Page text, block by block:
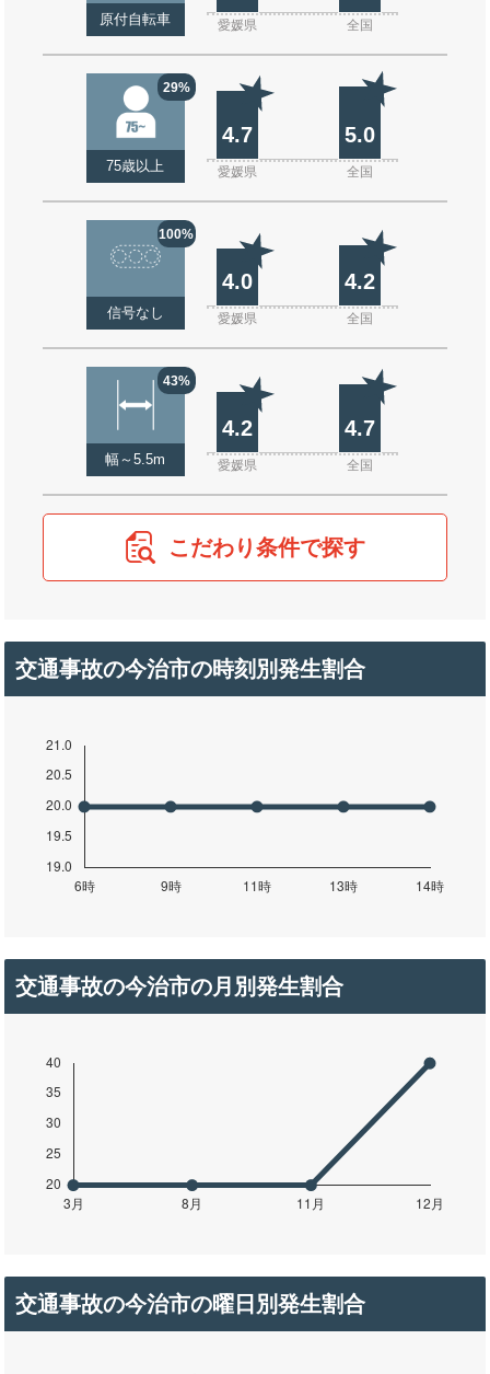
原付自転車 愛媛県 全国
29%
75歳以上
4.7 5.0
愛媛県 全国
100%
信号なし
4.0 4.2
愛媛県 全国
43%
幅～5.5m
4.2 4.7
愛媛県 全国
こだわり条件で探す
交通事故の今治市の時刻別発生割合
交通事故の今治市の月別発生割合
交通事故の今治市の曜日別発生割合